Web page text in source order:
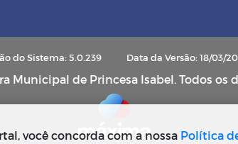
do Sistema: 5.0.239 Data da Versão: 18/03/
Municipal de Princesa Isabel. Todos os
você concorda com a nossa Política